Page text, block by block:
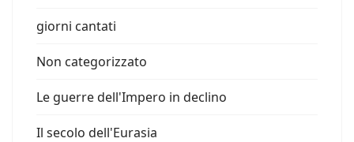
giorni cantati
Non categorizzato
Le guerre dell'Impero in declino
Il secolo dell'Eurasia